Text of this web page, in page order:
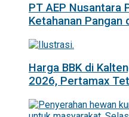
PT AEP Nusantara
Ketahanan Pangan
Harga BBK di
2026, Pertamax